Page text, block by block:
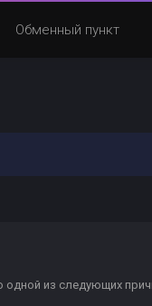
Обменный пункт
из следующих